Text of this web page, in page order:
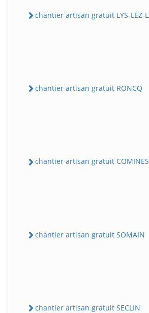
chantier artisan gratuit LYS-LEZ-
chantier artisan gratuit RONCQ
chantier artisan gratuit COMINES
chantier artisan gratuit SOMAIN
chantier artisan gratuit SECLIN